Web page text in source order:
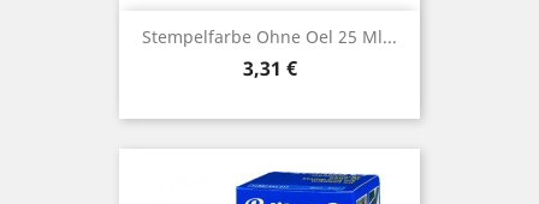
Stempelfarbe Ohne Oel 25 Ml...
Preis
3,31 €